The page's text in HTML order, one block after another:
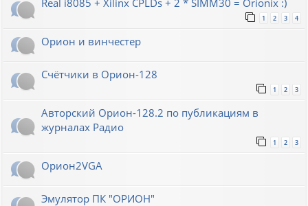
1 2 3 4
Орион и винчестер
Счётчики в Орион-128
1 2 3
Авторский Орион-128.2 по публикациям в
журналах Радио
1 2 3
Орион2VGA
Эмулятор ПК "ОРИОН"